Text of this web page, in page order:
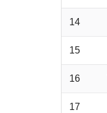
14
15
16
17